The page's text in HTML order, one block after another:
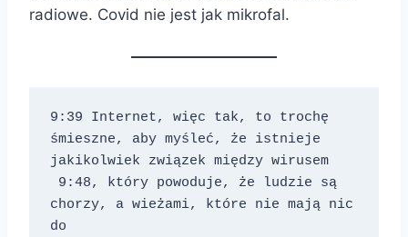
radiowe. Covid nie jest jak mikrofal.
9:39 Internet, więc tak, to trochę
śmieszne, aby myśleć, że istnieje
jakikolwiek związek między wirusem
chorzy, a wieżami, które nie mają nic
do